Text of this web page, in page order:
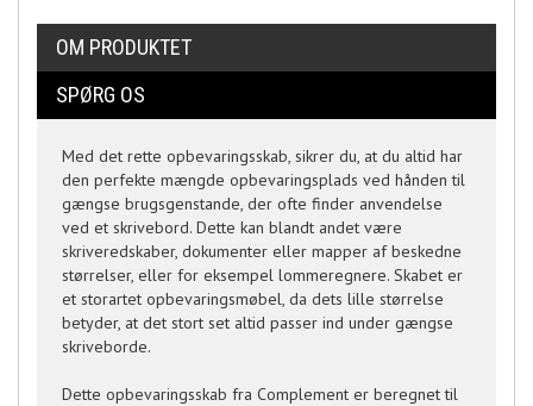
OM PRODUKTET
SPØRG OS
Med det rette opbevaringsskab, sikrer du, at du altid har
den perfekte mængde opbevaringsplads ved hånden til
gængse brugsgenstande, der ofte finder anvendelse
ved et skrivebord. Dette kan blandt andet være
skriveredskaber, dokumenter eller mapper af beskedne
størrelser, eller for eksempel lommeregnere. Skabet er
et storartet opbevaringsmøbel, da dets lille størrelse
betyder, at det stort set altid passer ind under gængse
skriveborde.
Dette opbevaringsskab fra Complement er beregnet til